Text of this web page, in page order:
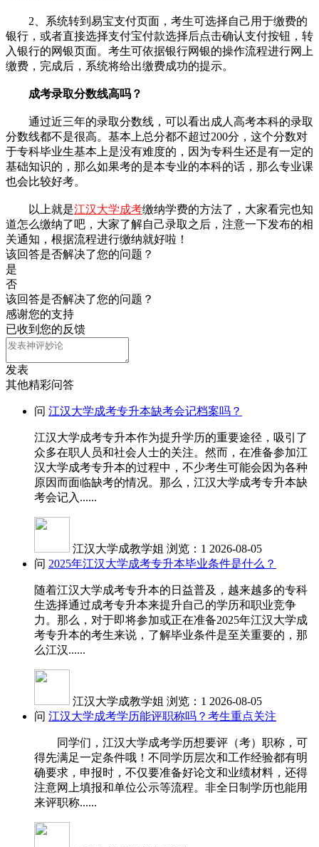
2、系统转到易宝支付页面，考生可选择自己用于缴费的
银行，或者直接选择支付宝付款选择后点击确认支付按钮，转
入银行的网银页面。考生可依据银行网银的操作流程进行网上
缴费，完成后，系统将给出缴费成功的提示。
成考录取分数线高吗？
通过近三年的录取分数线，可以看出成人高考本科的录取
分数线都不是很高。基本上总分都不超过200分，这个分数对
于专科毕业生基本上是没有难度的，因为专科生还是有一定的
基础知识的，那么如果考的是本专业的本科的话，那么专业课
也会比较好考。
以上就是江汉大学成考缴纳学费的方法了，大家看完也知
道怎么缴纳了吧，大家了解自己录取之后，注意一下发布的相
关通知，根据流程进行缴纳就好啦！
该回答是否解决了您的问题？
是
否
该回答是否解决了您的问题？
感谢您的支持
已收到您的反馈
发表
其他精彩问答
问 江汉大学成考专升本缺考会记档案吗？
江汉大学成考专升本作为提升学历的重要途径，吸引了
众多在职人员和社会人士的关注。然而，在准备参加江
汉大学成考专升本的过程中，不少考生可能会因为各种
原因而面临缺考的情况。那么，江汉大学成考专升本缺
考会记入......
江汉大学成教学姐 浏览：1 2026-08-05
问 2025年江汉大学成考专升本毕业条件是什么？
随着江汉大学成考专升本的日益普及，越来越多的专科
生选择通过成考专升本来提升自己的学历和职业竞争
力。那么，对于即将参加或正在准备2025年江汉大学成
考专升本的考生来说，了解毕业条件是至关重要的，那
么江汉......
江汉大学成教学姐 浏览：1 2026-08-05
问 江汉大学成考学历能评职称吗？考生重点关注
同学们，江汉大学成考学历想要评（考）职称，可
得先满足一定条件哦！不同学历层次和工作经验都有明
确要求，申报时，不仅要准备好论文和业绩材料，还得
注意网上填报和单位公示等流程。非全日制学历也能用
来评职称......